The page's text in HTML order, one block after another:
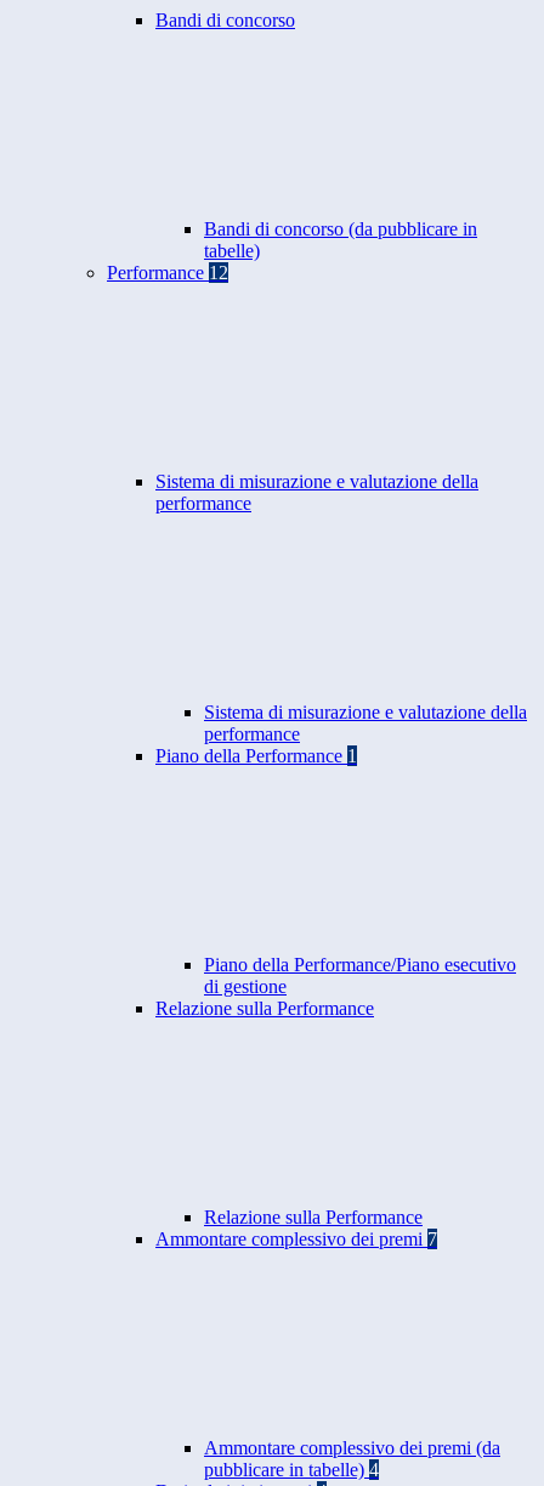
Bandi di concorso
Bandi di concorso (da pubblicare in
tabelle)
Performance 12
Sistema di misurazione e valutazione della
performance
Sistema di misurazione e valutazione della
performance
Piano della Performance 1
Piano della Performance/Piano esecutivo
di gestione
Relazione sulla Performance
Relazione sulla Performance
Ammontare complessivo dei premi 7
Ammontare complessivo dei premi (da
pubblicare in tabelle) 4